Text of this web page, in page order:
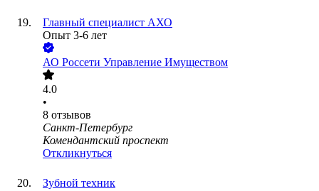
Главный специалист АХО
Опыт 3-6 лет
АО Россети Управление Имуществом
4.0
•
8 отзывов
Санкт-Петербург
Комендантский проспект
Откликнуться
Зубной техник